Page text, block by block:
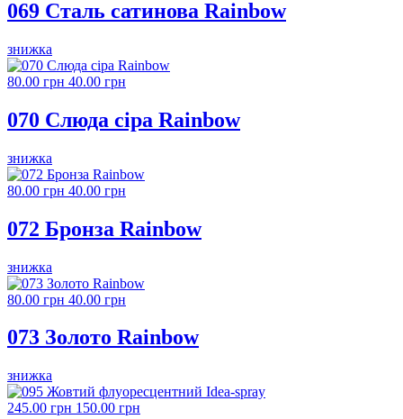
069 Сталь сатинова Rainbow
знижка
80.00 грн 40.00 грн
070 Слюда сіра Rainbow
знижка
80.00 грн 40.00 грн
072 Бронза Rainbow
знижка
80.00 грн 40.00 грн
073 Золото Rainbow
знижка
245.00 грн 150.00 грн